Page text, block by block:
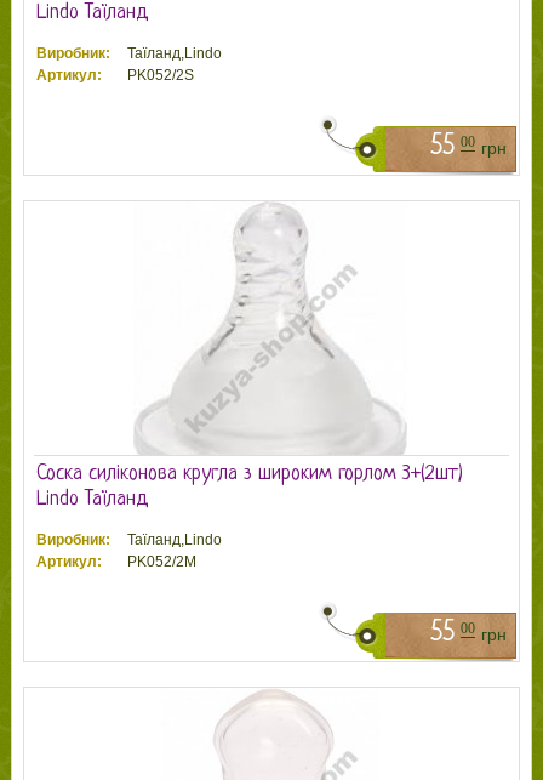
Lindo Таїланд
Виробник:
Таїланд,Lindo
Артикул:
PK052/2S
55 00 грн
Соска силіконова кругла з широким горлом 3+(2шт)
Lindo Таїланд
Виробник:
Таїланд,Lindo
Артикул:
PK052/2M
55 00 грн